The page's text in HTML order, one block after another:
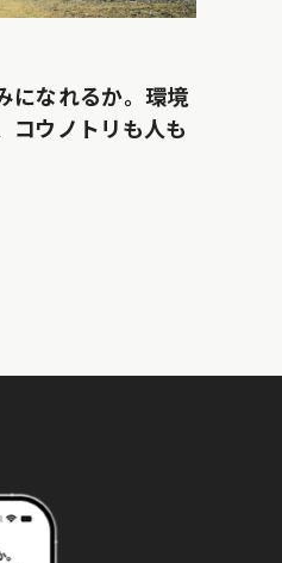
になれるか。環境
コウノトリも人も